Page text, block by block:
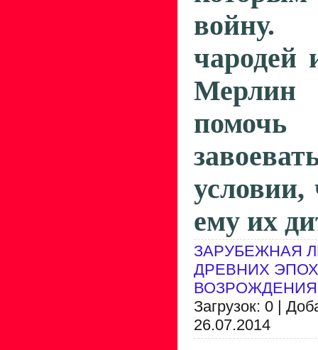
войну.
чародей
условии,
ему их
ЗАРУБЕЖНАЯ
ДРЕВНИХ
ВОЗРОЖДЕНИЯ
Загрузок: 0 |
26.07.2014